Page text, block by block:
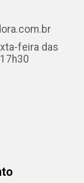
feira das